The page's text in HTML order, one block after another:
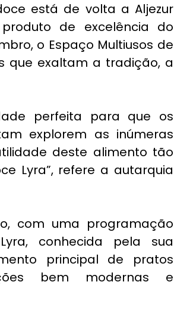
está de volta a Aljezur
de excelência do
o Espaço Multiusos de
que exaltam a tradição, a
perfeita para que os
explorem as inúmeras
deste alimento tão
Lyra”, refere a autarquia
com uma programação
conhecida pela sua
principal de pratos
bem modernas e